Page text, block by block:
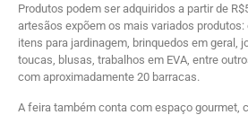
Produtos podem ser adquiridos a partir de
artesãos expõem os mais variados produtos:
itens para jardinagem, brinquedos em geral,
toucas, blusas, trabalhos em EVA, entre
com aproximadamente 20 barracas.
A feira também conta com espaço gourmet,